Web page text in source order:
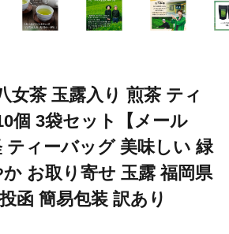
女茶 玉露入り 煎茶 ティ
個 3袋セット【メール
ティーバッグ 美味しい 緑
お取り寄せ 玉露 福岡県
函 簡易包装 訳あり